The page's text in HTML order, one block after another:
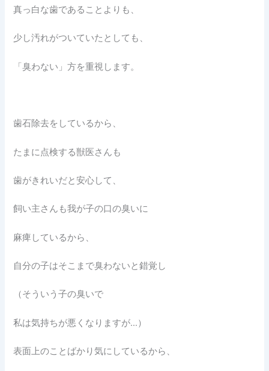
真っ白な歯であることよりも、
少し汚れがついていたとしても、
「臭わない」方を重視します。
歯石除去をしているから、
たまに点検する獣医さんも
歯がきれいだと安心して、
飼い主さんも我が子の口の臭いに
麻痺しているから、
自分の子はそこまで臭わないと錯覚し
（そういう子の臭いで
私は気持ちが悪くなりますが…）
表面上のことばかり気にしているから、